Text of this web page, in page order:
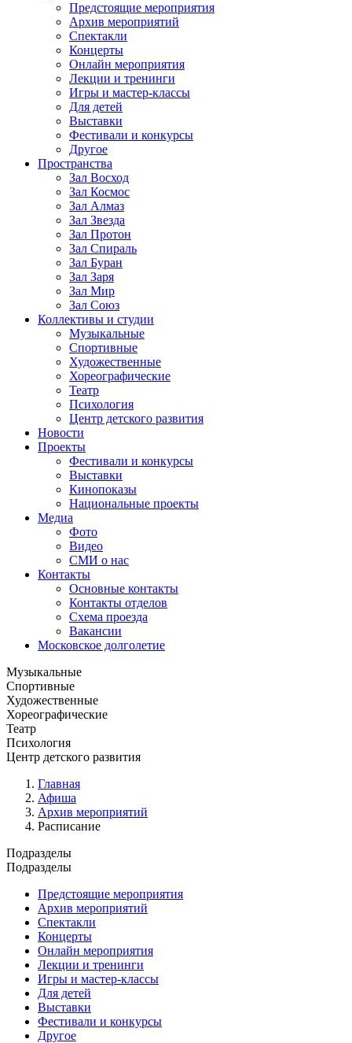
Предстоящие мероприятия
Архив мероприятий
Спектакли
Концерты
Онлайн мероприятия
Лекции и тренинги
Игры и мастер-классы
Для детей
Выставки
Фестивали и конкурсы
Другое
Пространства
Зал Восход
Зал Космос
Зал Алмаз
Зал Звезда
Зал Протон
Зал Спираль
Зал Буран
Зал Заря
Зал Мир
Зал Союз
Коллективы и студии
Музыкальные
Спортивные
Художественные
Хореографические
Театр
Психология
Центр детского развития
Новости
Проекты
Фестивали и конкурсы
Выставки
Кинопоказы
Национальные проекты
Медиа
Фото
Видео
СМИ о нас
Контакты
Основные контакты
Контакты отделов
Схема проезда
Вакансии
Московское долголетие
Музыкальные
Спортивные
Художественные
Хореографические
Театр
Психология
Центр детского развития
Главная
Афиша
Архив мероприятий
Расписание
Подразделы
Подразделы
Предстоящие мероприятия
Архив мероприятий
Спектакли
Концерты
Онлайн мероприятия
Лекции и тренинги
Игры и мастер-классы
Для детей
Выставки
Фестивали и конкурсы
Другое